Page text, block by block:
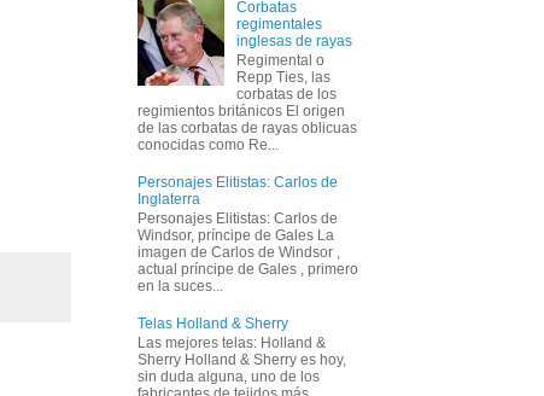
Corbatas
regimentales
inglesas de rayas
Regimental o
Repp Ties, las
corbatas de los
regimientos británicos El origen
de las corbatas de rayas oblicuas
conocidas como Re...
Personajes Elitistas: Carlos de
Inglaterra
Personajes Elitistas: Carlos de
Windsor, príncipe de Gales La
imagen de Carlos de Windsor ,
actual príncipe de Gales , primero
en la suces...
Telas Holland & Sherry
Las mejores telas: Holland &
Sherry Holland & Sherry es hoy,
sin duda alguna, uno de los